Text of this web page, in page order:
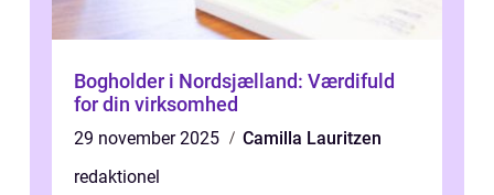
Bogholder i Nordsjælland: Værdifuld
for din virksomhed
29 november 2025
Camilla Lauritzen
redaktionel